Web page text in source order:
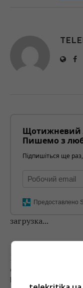
Щотижневий
Пишемо з
Підпишіться ще
Предоставлено
загрузка...
Попередня стаття
СТАЛО ВІДОМО,